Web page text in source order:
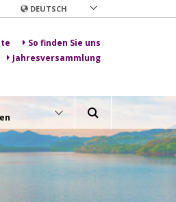
DEUTSCH
So finden Sie uns
Jahresversammlung